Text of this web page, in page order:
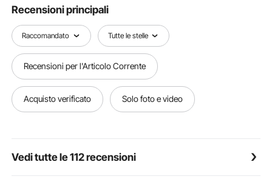
realizzato in PVC flessibile, resistente all'usura, facile
da pulire e organizzare, riducendo l'aggrovigliamento
durante l'uso. Ogni cavo XLR è dotato di un
connettore con codice colore diverso
Compatibilità universale: i cavi per microfono sono
compatibili con vari dispositivi audio XLR a 3 pin,
come equalizzatori, microfoni, sintonizzatori, mixer
audio digitali, morsettiere, preamplificatori,
altoparlanti, microfoni wireless
Recensioni principali
Raccomandato Tutte le stelle
Recensioni per l'Articolo Corrente
Acquisto verificato Solo foto e video
Vedi tutte le 112 recensioni